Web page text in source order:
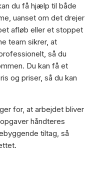
du få hjælp til både
uanset om det drejer
afløb eller et stoppet
team sikrer, at
så du
Du kan få et
og priser, så du kan
for, at arbejdet bliver
håndteres
tiltag, så